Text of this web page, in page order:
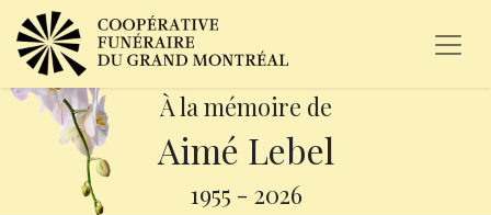
À la mémoire de
Aimé Lebel
1955 - 2026